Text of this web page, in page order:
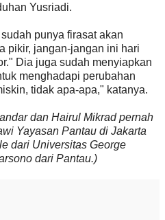
Yusriadi.
punya firasat akan
pikir, jangan-jangan ini hari
Dia juga sudah menyiapkan
menghadapi perubahan
tidak apa-apa," katanya.
dan Hairul Mikrad pernah
Yayasan Pantau di Jakarta
dari Universitas George
dari Pantau.)